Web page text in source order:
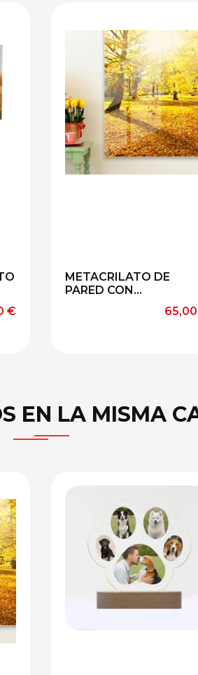
€
METACRILATO DE
PARED CON...
EN LA MISMA